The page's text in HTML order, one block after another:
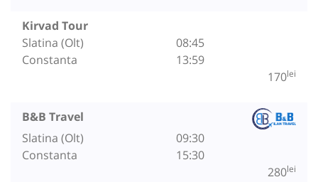
Kirvad Tour
Slatina (Olt)
Constanta
08:45
13:59
170lei
B&B Travel
Slatina (Olt)
Constanta
09:30
15:30
280lei